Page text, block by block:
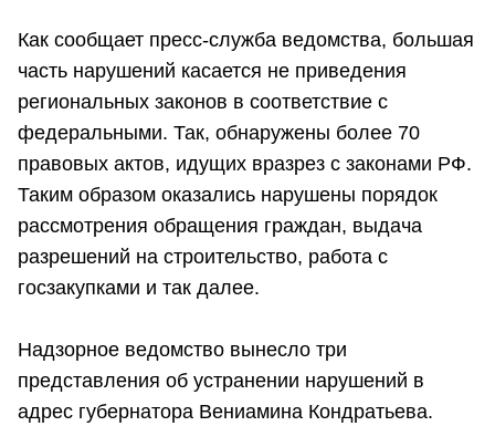
Как сообщает пресс-служба ведомства, большая
часть нарушений касается не приведения
региональных законов в соответствие с
федеральными. Так, обнаружены более 70
правовых актов, идущих вразрез с законами РФ.
Таким образом оказались нарушены порядок
рассмотрения обращения граждан, выдача
разрешений на строительство, работа с
госзакупками и так далее.
Надзорное ведомство вынесло три
представления об устранении нарушений в
адрес губернатора Вениамина Кондратьева.